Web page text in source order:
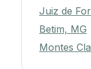
Juiz de
Betim, MG
Montes